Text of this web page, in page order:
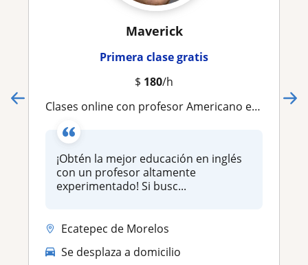
Maverick
Primera clase gratis
$ 180/h
Clases online con profesor Americano experimentado. Clases 100% personalizadas en Ecatepec
¡Obtén la mejor educación en inglés
con un profesor altamente
experimentado! Si busc...
Ecatepec de Morelos
Se desplaza a domicilio